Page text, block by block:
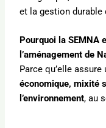
et la gestion durable
Pourquoi la SEMNA
l’aménagement de
Parce qu’elle
économique, mixité
l’environnement, au